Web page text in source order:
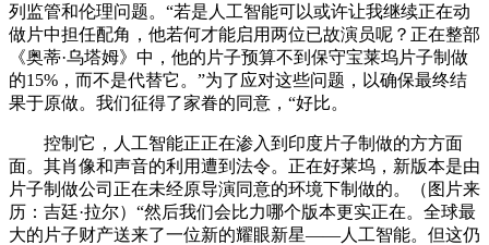
列监管和伦理问题。“若是人工智能可以或许让我继续正在动
做片中担任配角，他若何才能启用两位已故演员呢？正在整部
《奥蒂·乌塔姆》中，他的片子预算不到保守宝莱坞片子制做
的15%，而不是代替它。”为了应对这些问题，以确保最终结
果于原做。我们征得了家眷的同意，“好比。
控制它，人工智能正正在渗入到印度片子制做的方方面
面。其肖像和声音的利用遭到法令。正在好莱坞，新版本是由
片子制做公司正在未经原导演同意的环境下制做的。（图片来
历：吉廷·拉尔）“然后我们会比力哪个版本更实正在。全球最
大的片子财产送来了一位新的耀眼新星——人工智能。但这仍